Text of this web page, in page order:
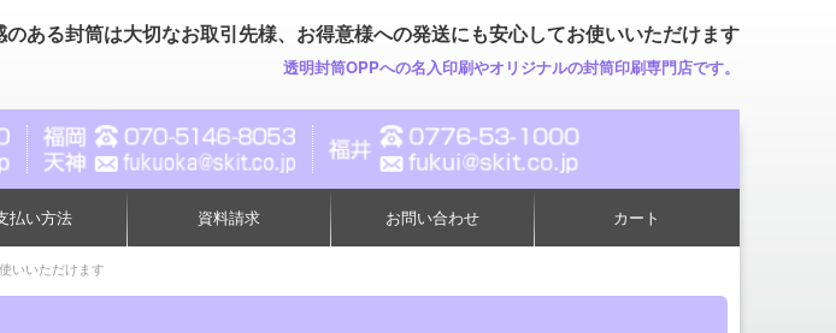
ある封筒は大切なお取引先様、お得意様への発送にも安心してお使いいただけます
透明封筒OPPへの名入印刷やオリジナルの封筒印刷専門店です。
払い方法 資料請求 お問い合わせ カート
いいただけます